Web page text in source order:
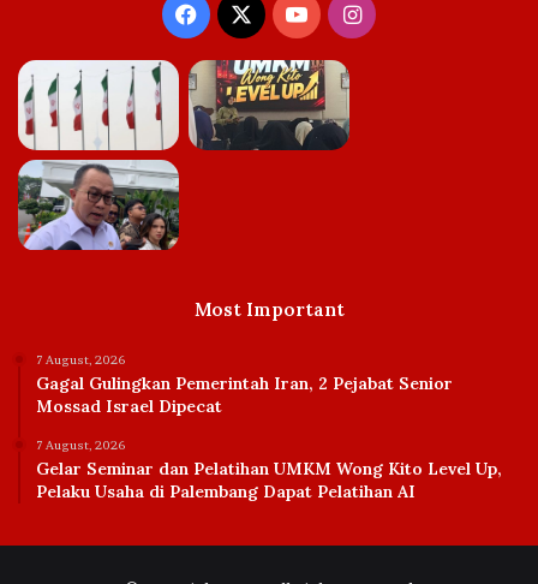
Facebook
X YouTubeInstagram
Most Important
7 August, 2026
Gagal Gulingkan Pemerintah Iran, 2 Pejabat Senior
Mossad Israel Dipecat
7 August, 2026
Gelar Seminar dan Pelatihan UMKM Wong Kito Level Up,
Pelaku Usaha di Palembang Dapat Pelatihan AI